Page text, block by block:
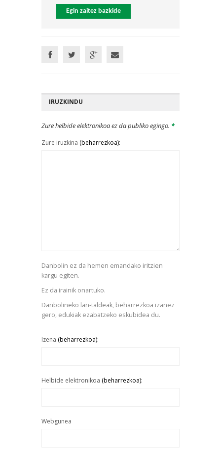
Egin zaitez bazkide
IRUZKINDU
Zure helbide elektronikoa ez da publiko egingo. *
Zure iruzkina (beharrezkoa):
Danbolin ez da hemen emandako iritzien
kargu egiten.
Ez da irainik onartuko.
Danbolineko lan-taldeak, beharrezkoa izanez
gero, edukiak ezabatzeko eskubidea du.
Izena (beharrezkoa):
Helbide elektronikoa (beharrezkoa):
Webgunea